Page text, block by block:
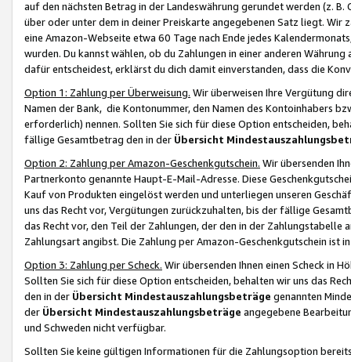
auf den nächsten Betrag in der Landeswährung gerundet werden (z.
über oder unter dem in deiner Preiskarte angegebenen Satz liegt.
eine Amazon-Webseite etwa 60 Tage nach Ende jedes
wurden. Du kannst wählen, ob du Zahlungen in einer anderen
dafür entscheidest, erklärst du dich damit einverstanden, dass die
Option 1: Zahlung per Überweisung. Wir überweisen Ihre Vergütung
Namen der Bank, die Kontonummer, den Namen des Kontoinhabers
erforderlich) nennen. Sollten Sie sich für diese Option entscheiden,
fällige Gesamtbetrag den in der Übersicht
Option 2: Zahlung per Amazon-Geschenkgutschein. Wir übersenden
Partnerkonto genannte Haupt-E-Mail-Adresse. Diese
Kauf von Produkten eingelöst werden und unterliegen unseren
uns das Recht vor, Vergütungen zurückzuhalten, bis der fällige
das Recht vor, den Teil der Zahlungen, der den in der
Zahlungsart angibst. Die Zahlung per Amazon-Geschenkgutschein ist
Option 3: Zahlung per Scheck. Wir übersenden Ihnen einen Scheck in
Sollten Sie sich für diese Option entscheiden, behalten wir uns das
den in der Übersicht Mindestauszahlungsbeträge genannten
der Übersicht Mindestauszahlungsbeträge angegebene
und Schweden nicht verfügbar.
Sollten Sie keine gültigen Informationen für die Zahlungsoption